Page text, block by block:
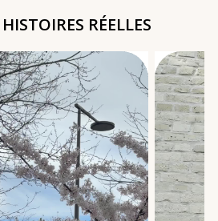
RÉELLES